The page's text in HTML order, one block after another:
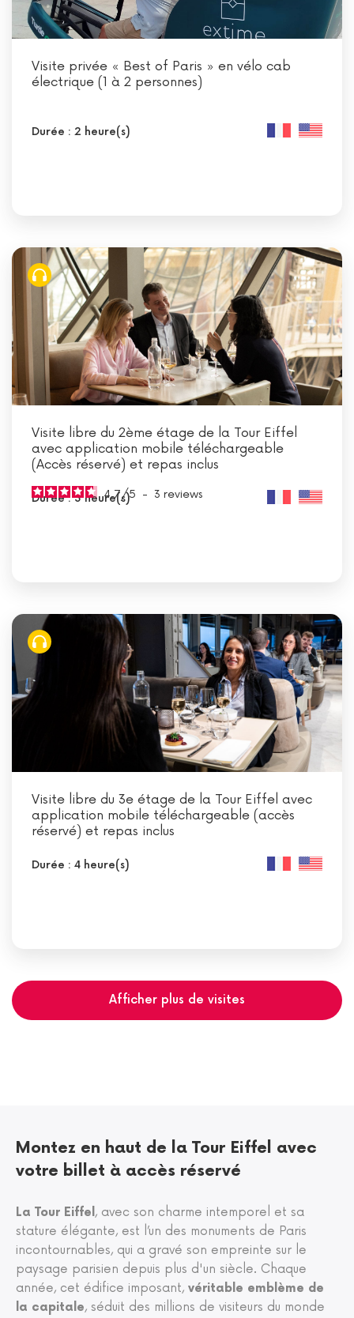
Visite privée « Best of Paris » en vélo cab
électrique (1 à 2 personnes)
Durée : 2 heure(s)
Visite libre du 2ème étage de la Tour Eiffel
avec application mobile téléchargeable
(Accès réservé) et repas inclus
4.7/5 - 3 reviews
Durée : 3 heure(s)
Visite libre du 3e étage de la Tour Eiffel avec
application mobile téléchargeable (accès
réservé) et repas inclus
Durée : 4 heure(s)
Afficher plus de visites
Montez en haut de la Tour Eiffel avec
votre billet à accès réservé
La Tour Eiffel, avec son charme intemporel et sa
stature élégante, est l’un des monuments de Paris
incontournables, qui a gravé son empreinte sur le
paysage parisien depuis plus d'un siècle. Chaque
année, cet édifice imposant, véritable emblème de
la capitale, séduit des millions de visiteurs du monde